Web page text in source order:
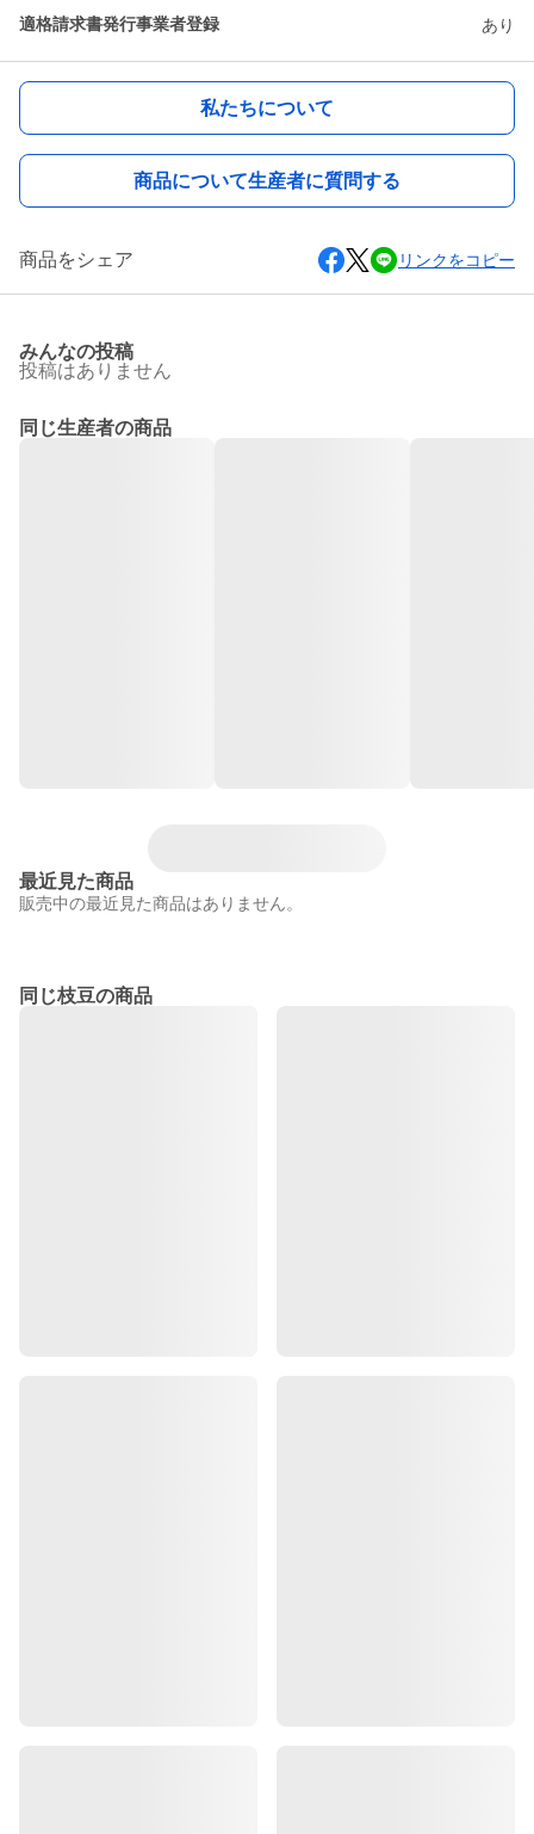
適格請求書発行事業者登録 あり
私たちについて
商品について生産者に質問する
商品をシェア リンクをコピー
みんなの投稿
投稿はありません
同じ生産者の商品
最近見た商品
販売中の最近見た商品はありません。
同じ枝豆の商品